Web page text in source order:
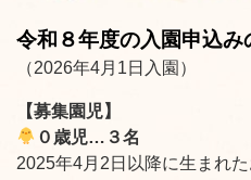
令和８年度の入園申込み
（2026年4月1日入園）
【募集園児】
０歳児…３名
2025年4月2日以降に生まれ